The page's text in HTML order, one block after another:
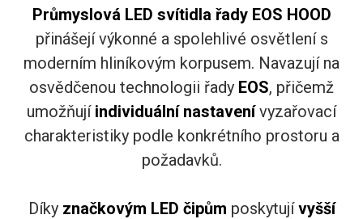
Průmyslová LED svítidla řady EOS HOOD
přinášejí výkonné a spolehlivé osvětlení s
moderním hliníkovým korpusem. Navazují na
osvědčenou technologii řady EOS, přičemž
umožňují individuální nastavenívyzařovací
charakteristiky podle konkrétního prostoru a
požadavků.
Díky značkovým LED čipům poskytujívyšší